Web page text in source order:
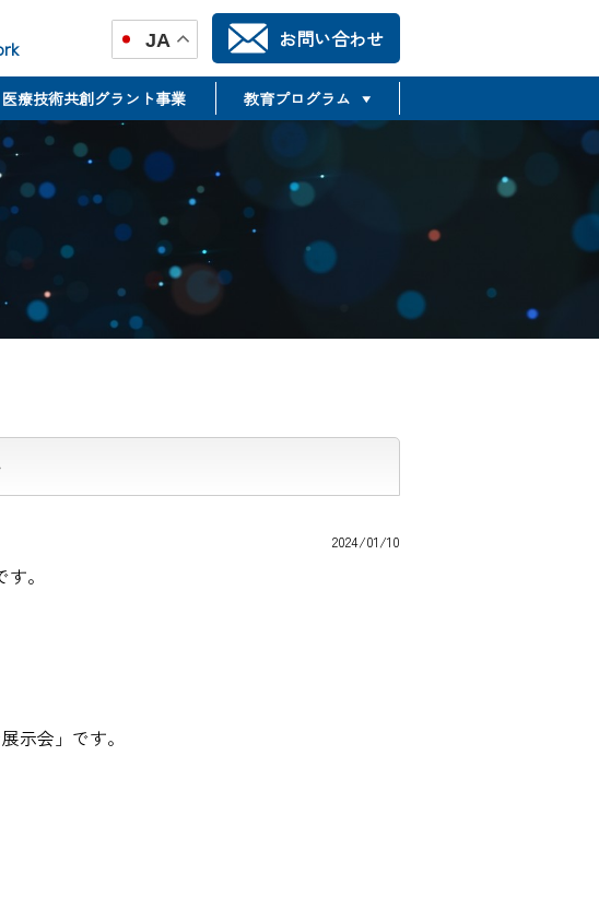
お問い合わせ
JA
医療技術共創グラント事業 教育プログラム
TSMTP
Translational Science &
Medicine Training Program
2024/01/10
。
示会」です。